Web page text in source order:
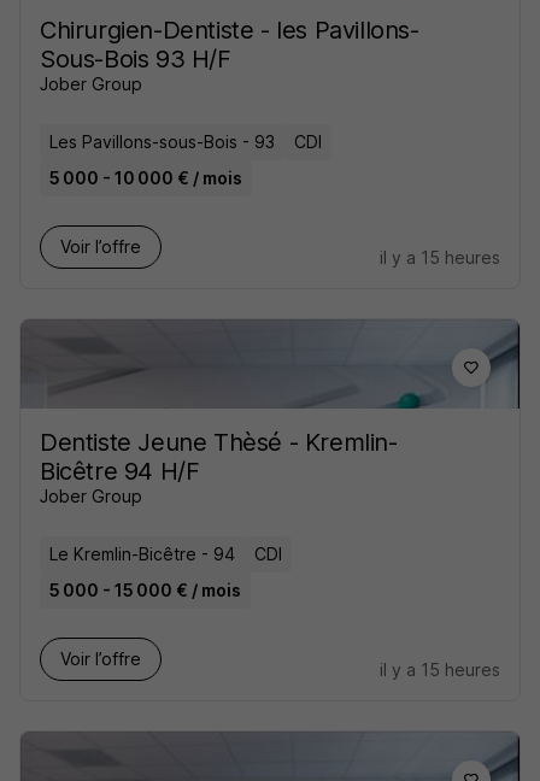
Chirurgien-Dentiste - les Pavillons-
Sous-Bois 93 H/F
Jober Group
Les Pavillons-sous-Bois - 93
CDI
5 000 - 10 000 € / mois
Voir l’offre
il y a 15 heures
Dentiste Jeune Thèsé - Kremlin-
Bicêtre 94 H/F
Jober Group
Le Kremlin-Bicêtre - 94
CDI
5 000 - 15 000 € / mois
Voir l’offre
il y a 15 heures